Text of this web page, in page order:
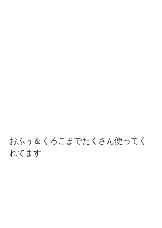
おふぅ＆くろこまでたくさん使ってく
れてます